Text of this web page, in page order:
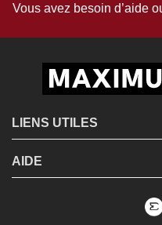
Vous avez besoin d’aide
LIENS UTILES
AIDE